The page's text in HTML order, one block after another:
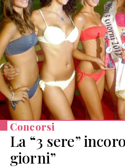
Concorsi
La “3 sere”
giorni”